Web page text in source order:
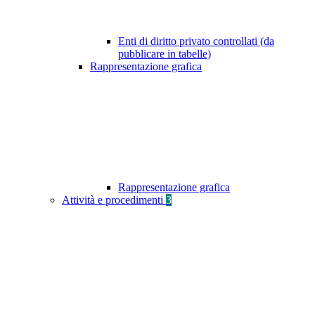
Enti di diritto privato controllati (da
pubblicare in tabelle)
Rappresentazione grafica
Rappresentazione grafica
Attività e procedimenti 3